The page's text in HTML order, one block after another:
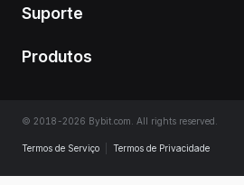
Suporte
Produtos
© 2018-2026 Bybit.com. All rights reserved.
Termos de Serviço Termos de Privacidade